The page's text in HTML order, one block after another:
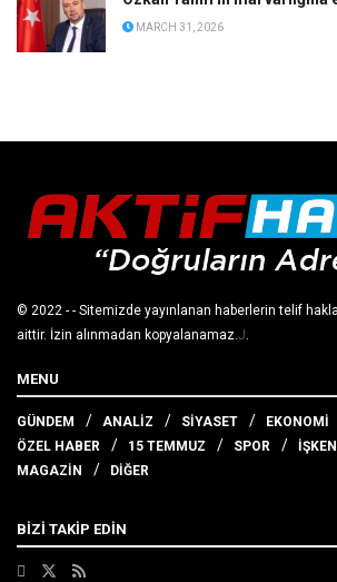
MARCH 31, 2026
© 2022 - - Sitemizde yayınlanan haberlerin telif
aittir. İzin alınmadan kopyalanamaz.J.
MENU
GÜNDEM ANALİZ SİYASET EKONOMİ
ÖZEL HABER
15 TEMMUZ SPOR
MAGAZİN
DİĞER
BİZİ TAKİP EDİN